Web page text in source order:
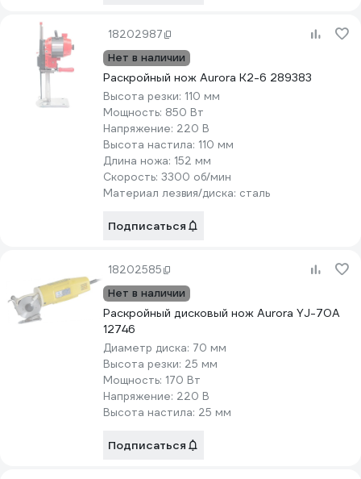
18202987
Нет в наличии
Раскройный нож Aurora K2-6 289383
Высота резки: 110 мм
Мощность: 850 Вт
Напряжение: 220 В
Высота настила: 110 мм
Длина ножа: 152 мм
Скорость: 3300 об/мин
Материал лезвия/диска: сталь
Подписаться
18202585
Нет в наличии
Раскройный дисковый нож Aurora YJ-70A
12746
Диаметр диска: 70 мм
Высота резки: 25 мм
Мощность: 170 Вт
Напряжение: 220 В
Высота настила: 25 мм
Подписаться